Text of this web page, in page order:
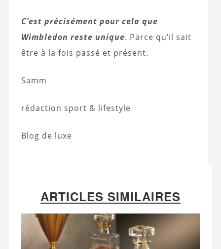
C’est précisément pour cela que
Wimbledon reste unique. Parce qu’il sait
être à la fois passé et présent.
Samm
rédaction sport & lifestyle
Blog de luxe
ARTICLES SIMILAIRES